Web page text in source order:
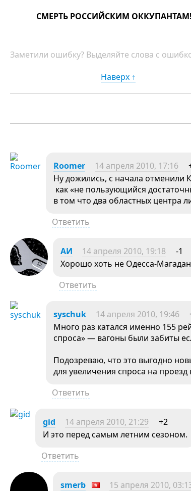
СМЕРТЬ РОССИЙСКИМ ОККУПАНТАМ!
Заметили ошибку? Выделяйте слова с
Наверх ↑
Roomer 14 апреля 2010, 17:16
Ну дожились, с начала отменили
как «не пользующийся
в том что два областных центра
Ответить
АИ 14 апреля 2010, 19:18
-1
Хорошо хоть не Одесса-
Ответить
syschuk 14 апреля 2010, 19:46
Много раз катался именно 155
спроса» — вагоны были забиты
Подозреваю, что это выгодно
для увеличения спроса на
Ответить
gid 14 апреля 2010, 21:29
+2
И это перед самым летним сезоном.
Ответить
smerb 15 апреля 2010,